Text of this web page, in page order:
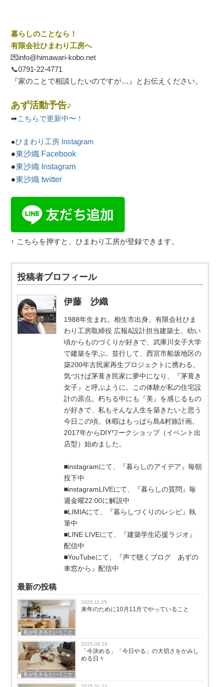
暮らしのことなら！
有限会社ひまわり工房へ
💌info@himawari-kobo.net
📞0791-22-4771
『家のことで相談したいのですが…』とお伝えください。
あず活動予告♪
➡こちらで更新中〜！
●ひまわり工房 Instagram
●東沙織 Facebook
●東沙織 Instagram
●東沙織 twitter
↑ こちらを押すと、ひまわり工房が登録できます。
投稿者プロフィール
伊藤 沙織
1988年生まれ。相生市出身。有限会社ひま
わり工房取締役 広報&設計担当建築士。幼い
頃からものづくりが好きで、武庫川女子大学
で建築を学ぶ。並行して、西宮市船坂地区の
築200年古民家再生プロジェクトに携わる。
気づけば茅葺き民家に夢中になり、『茅葺き
女子』と呼ぶように。この体験が私の住宅設
計の原点。朽ちる中にも『美』を感じるもの
が好きで、私もそんな人生を築きたいと思う
今日この頃。休暇はもっぱら島&村旅計画。
2017年からDIYワークショップ（イベント出
店型）始めました。
■instagramにて、『暮らしのアイデア』毎朝
投下中
■instagramLIVEにて、『暮らしの質問』毎
週金曜22:00に解説中
■LIMIAにて、『暮らしづくりのレシピ』執
筆中
■LINE LIVEにて、『建築学生応援ラジオ』
配信中
■YouTubeにて、『声で聴くブログ あずの
車窓から』配信中
最新の投稿
私が生きるということ
2025.11.25
来年のために10月11月でやっていること
私が生きるということ
2025.08.28
「今決める」「今日やる」の大切さをかみし
める日々